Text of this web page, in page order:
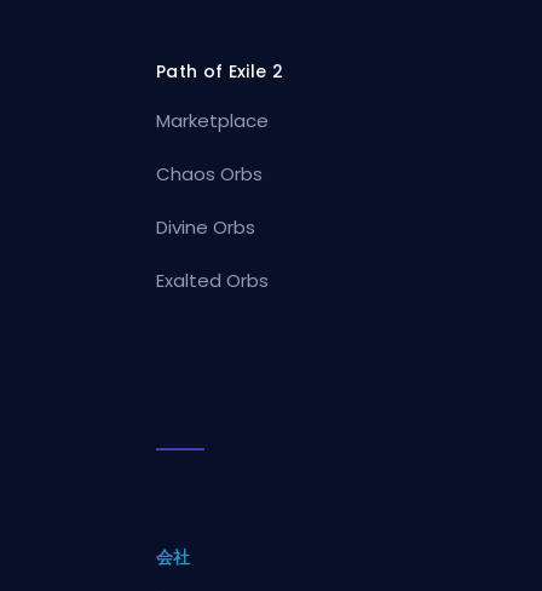
Path of Exile 2
Marketplace
Chaos Orbs
Divine Orbs
Exalted Orbs
会社